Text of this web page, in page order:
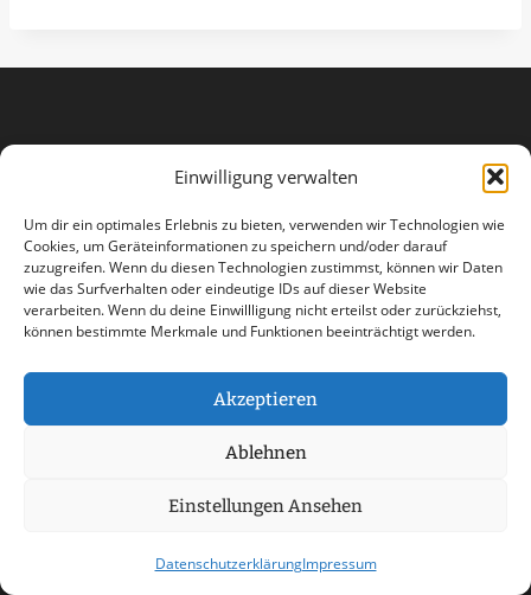
Einwilligung verwalten
Um dir ein optimales Erlebnis zu bieten, verwenden wir Technologien wie
Cookies, um Geräteinformationen zu speichern und/oder darauf
zuzugreifen. Wenn du diesen Technologien zustimmst, können wir Daten
wie das Surfverhalten oder eindeutige IDs auf dieser Website
verarbeiten. Wenn du deine Einwillligung nicht erteilst oder zurückziehst,
können bestimmte Merkmale und Funktionen beeinträchtigt werden.
Akzeptieren
Ablehnen
Einstellungen Ansehen
DatenschutzerklärungImpressum
Datenschutzerklärung
Haftungsausschluss
Impressum
Kontakt